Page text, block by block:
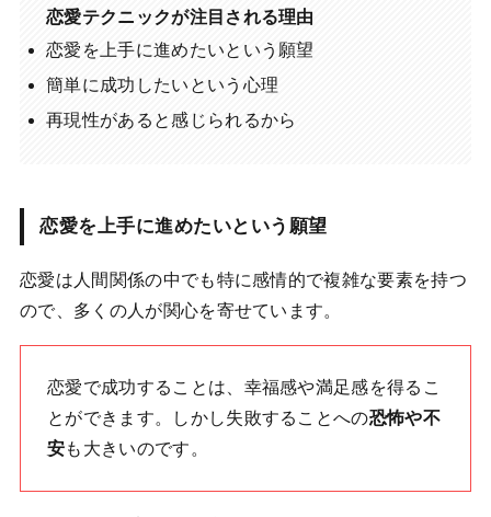
恋愛テクニックが注目される理由
恋愛を上手に進めたいという願望
簡単に成功したいという心理
再現性があると感じられるから
恋愛を上手に進めたいという願望
恋愛は人間関係の中でも特に感情的で複雑な要素を持つ
ので、多くの人が関心を寄せています。
恋愛で成功することは、幸福感や満足感を得るこ
とができます。しかし失敗することへの恐怖や不
安も大きいのです。